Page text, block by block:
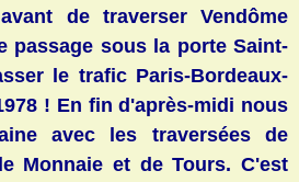
de traverser Vendôme
passage sous la porte Saint-
le trafic Paris-Bordeaux-
! En fin d'après-midi nous
avec les traversées de
Monnaie et de Tours. C'est